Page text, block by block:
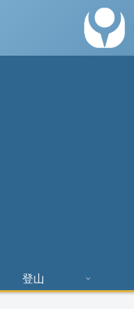
登山